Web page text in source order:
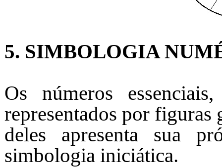
5. SIMBOLOGIA
Os números
representados por figuras
deles apresenta sua
simbologia iniciática.